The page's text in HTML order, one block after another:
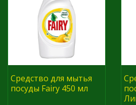
Средство для мытья
посуды Fairy 450 мл